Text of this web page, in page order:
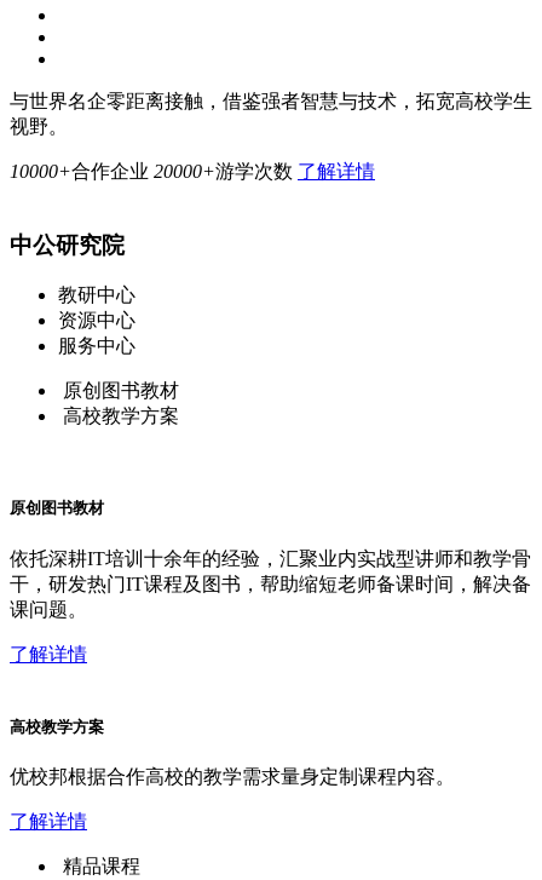
与世界名企零距离接触，借鉴强者智慧与技术，拓宽高校学生
视野。
10000+合作企业 20000+游学次数 了解详情
中公研究院
教研中心
资源中心
服务中心
原创图书教材
高校教学方案
原创图书教材
依托深耕IT培训十余年的经验，汇聚业内实战型讲师和教学骨
干，研发热门IT课程及图书，帮助缩短老师备课时间，解决备
课问题。
了解详情
高校教学方案
优校邦根据合作高校的教学需求量身定制课程内容。
了解详情
精品课程